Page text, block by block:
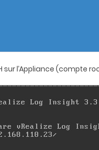
sur l’Appliance (compte